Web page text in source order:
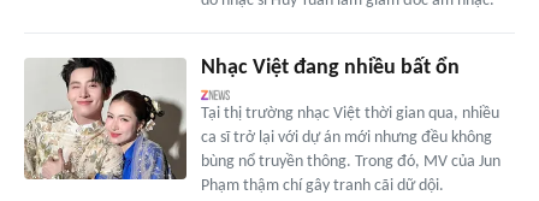
Nhạc Việt đang nhiều bất ổn
Tại thị trường nhạc Việt thời gian qua, nhiều
ca sĩ trở lại với dự án mới nhưng đều không
bùng nổ truyền thông. Trong đó, MV của Jun
Phạm thậm chí gây tranh cãi dữ dội.